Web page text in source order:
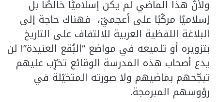
ولأنّ هذا الماضي لم يكن إسلاميًّا خالصًا بل
إسلاميًا مركّبًا على أعجميّ، فهناك حاجة إلى
البلاغة اللفظية العربية للالتفاف على التاريخ
بتزويره أو تلميعه في مواضع “البُقع العنيدة”! لن
يدع أصحاب هذه المدرسة الوقائع تخرِّب عليهم
تبجّحهم بماضيهم ولا صورته المتخيّلة في
رؤوسهم المبرمجة.